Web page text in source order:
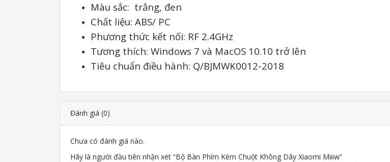
Màu sắc: trắng, đen
Chất liệu: ABS/ PC
Phương thức kết nối: RF 2.4GHz
Tương thích: Windows 7 và MacOS 10.10 trở lên
Tiêu chuẩn điều hành: Q/BJMWK0012-2018
Đánh giá (0)
Chưa có đánh giá nào.
Hãy là người đầu tiên nhận xét “Bộ Bàn Phím Kèm Chuột Không Dây Xiaomi Miiiw”